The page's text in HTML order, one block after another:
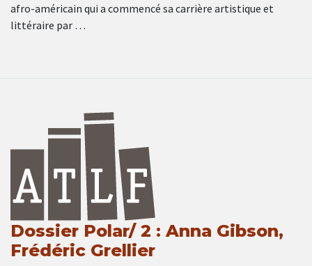
afro-américain qui a commencé sa carrière artistique et
littéraire par …
Dossier Polar/ 2 : Anna Gibson,
Frédéric Grellier